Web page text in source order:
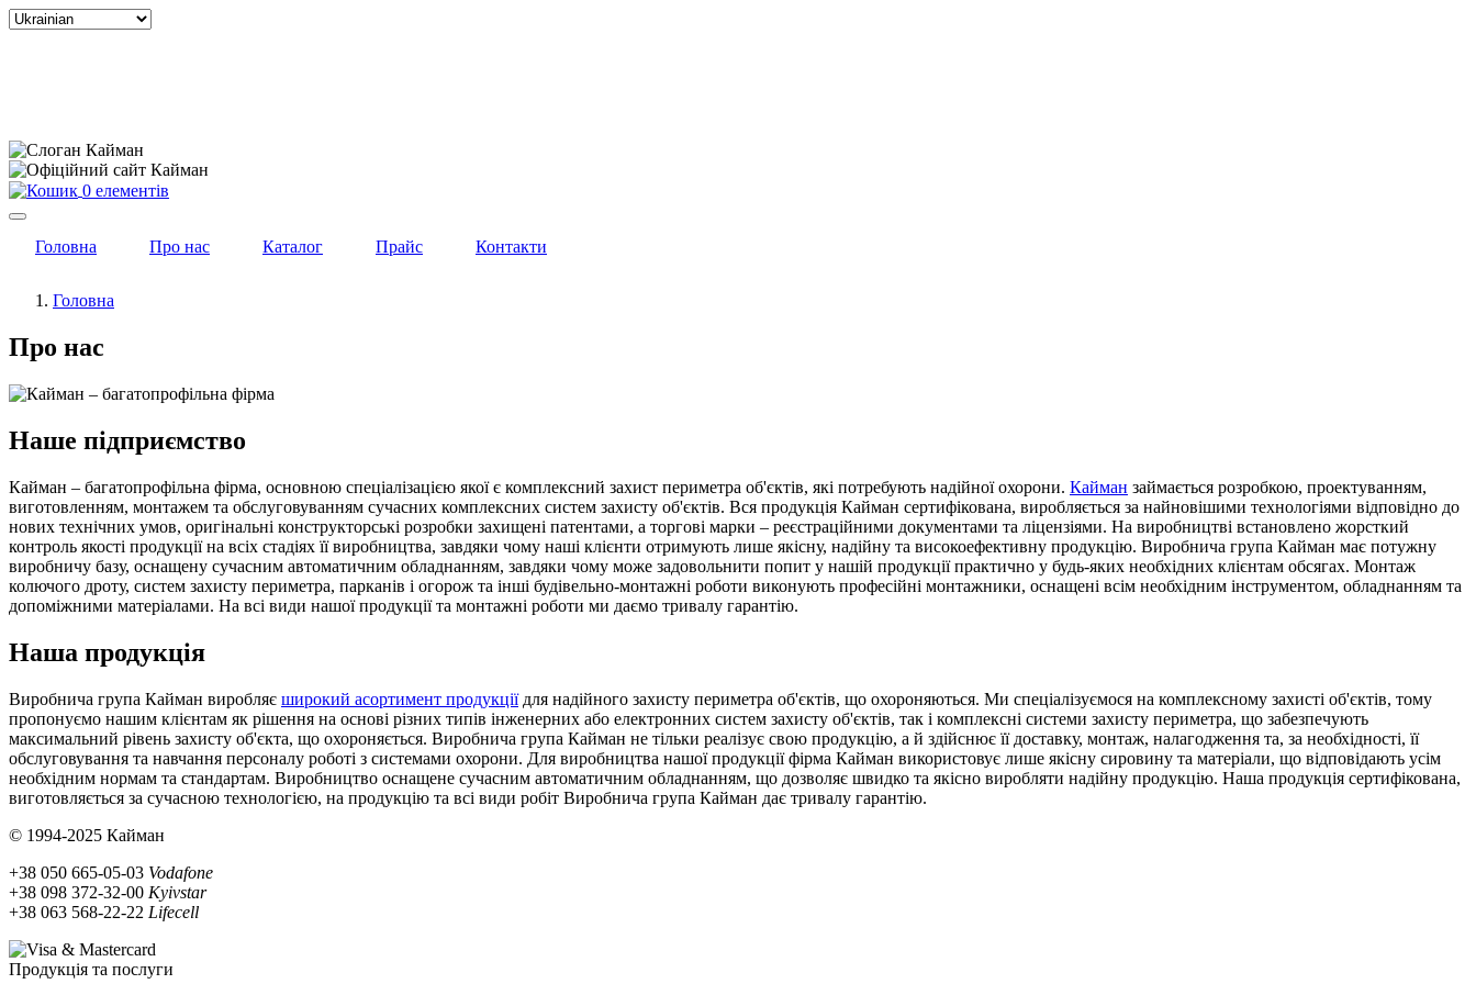
Select
0 елементів
Головна Про нас Каталог Прайс Контакти
Головна
Про нас
Наше підприємство
Кайман – багатопрофільна фірма, основною спеціалізацією якої є комплексний захист периметра об'єктів, які потребують надійної охорони. Кайман займається розробкою, проектуванням,
виготовленням, монтажем та обслуговуванням сучасних комплексних систем захисту об'єктів. Вся продукція Кайман сертифікована, виробляється за найновішими технологіями відповідно до
нових технічних умов, оригінальні конструкторські розробки захищені патентами, а торгові марки – реєстраційними документами та ліцензіями. На виробництві встановлено жорсткий
контроль якості продукції на всіх стадіях її виробництва, завдяки чому наші клієнти отримують лише якісну, надійну та високоефективну продукцію. Виробнича група Кайман має потужну
виробничу базу, оснащену сучасним автоматичним обладнанням, завдяки чому може задовольнити попит у нашій продукції практично у будь-яких необхідних клієнтам обсягах. Монтаж
колючого дроту, систем захисту периметра, парканів і огорож та інші будівельно-монтажні роботи виконують професійні монтажники, оснащені всім необхідним інструментом, обладнанням та
допоміжними матеріалами. На всі види нашої продукції та монтажні роботи ми даємо тривалу гарантію.
Наша продукція
Виробнича група Кайман виробляє широкий асортимент продукціїдля надійного захисту периметра об'єктів, що охороняються. Ми спеціалізуємося на комплексному захисті об'єктів, тому
пропонуємо нашим клієнтам як рішення на основі різних типів інженерних або електронних систем захисту об'єктів, так і комплексні системи захисту периметра, що забезпечують
максимальний рівень захисту об'єкта, що охороняється. Виробнича група Кайман не тільки реалізує свою продукцію, а й здійснює її доставку, монтаж, налагодження та, за необхідності, її
обслуговування та навчання персоналу роботі з системами охорони. Для виробництва нашої продукції фірма Кайман використовує лише якісну сировину та матеріали, що відповідають усім
необхідним нормам та стандартам. Виробництво оснащене сучасним автоматичним обладнанням, що дозволяє швидко та якісно виробляти надійну продукцію. Наша продукція сертифікована,
виготовляється за сучасною технологією, на продукцію та всі види робіт Виробнича група Кайман дає тривалу гарантію.
© 1994-2025 Кайман
+38 050 665-05-03 Vodafone
+38 098 372-32-00 Kyivstar
+38 063 568-22-22 Lifecell
Продукція та послуги